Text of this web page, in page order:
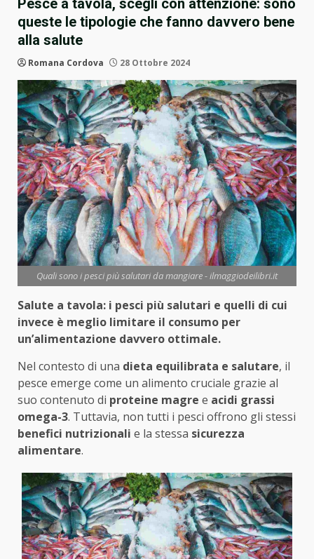
Pesce a tavola, scegli con attenzione: sono
queste le tipologie che fanno davvero bene
alla salute
Romana Cordova 28 Ottobre 2024
Quali sono i pesci più salutari da mangiare - ilmaggiodeilibri.it
Salute a tavola: i pesci più salutari e quelli di cui
invece è meglio limitare il consumo per
un’alimentazione davvero ottimale.
Nel contesto di una dieta equilibrata e salutare, il
pesce emerge come un alimento cruciale grazie al
suo contenuto di proteine magre e acidi grassi
omega-3. Tuttavia, non tutti i pesci offrono gli stessi
benefici nutrizionali e la stessa sicurezza
alimentare.